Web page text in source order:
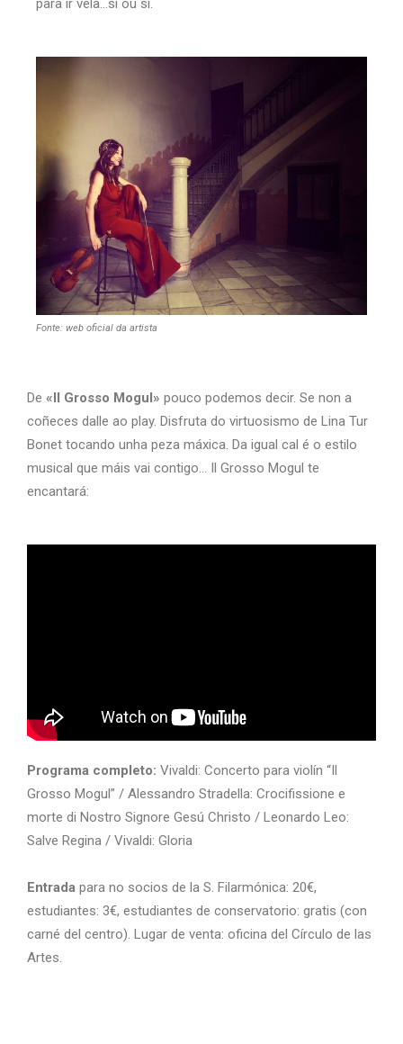
para ir vela…sí ou sí.
Fonte: web oficial da artista
De «Il Grosso Mogul» pouco podemos decir. Se non a
coñeces dalle ao play. Disfruta do virtuosismo de Lina Tur
Bonet tocando unha peza máxica. Da igual cal é o estilo
musical que máis vai contigo… Il Grosso Mogul te
encantará:
Programa completo: Vivaldi: Concerto para violín “Il
Grosso Mogul” / Alessandro Stradella: Crocifissione e
morte di Nostro Signore Gesú Christo / Leonardo Leo:
Salve Regina / Vivaldi: Gloria
Entrada para no socios de la S. Filarmónica: 20€,
estudiantes: 3€, estudiantes de conservatorio: gratis (con
carné del centro). Lugar de venta: oficina del Círculo de las
Artes.